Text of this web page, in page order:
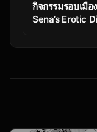
กิจกรรมรอบเมือง
Sena’s Erotic